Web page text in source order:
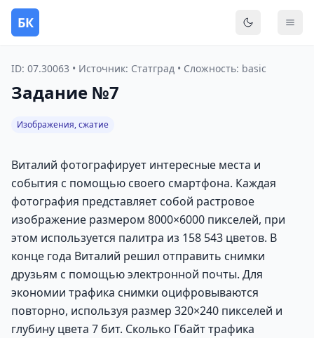
БК
ID: 07.30063 • Источник: Статград • Сложность: basic
Задание №7
Изображения, сжатие
Виталий фотографирует интересные места и
события с помощью своего смартфона. Каждая
фотография представляет собой растровое
изображение размером 8000×6000 пикселей, при
этом используется палитра из 158 543 цветов. В
конце года Виталий решил отправить снимки
друзьям с помощью электронной почты. Для
экономии трафика снимки оцифровываются
повторно, используя размер 320×240 пикселей и
глубину цвета 7 бит. Сколько Гбайт трафика